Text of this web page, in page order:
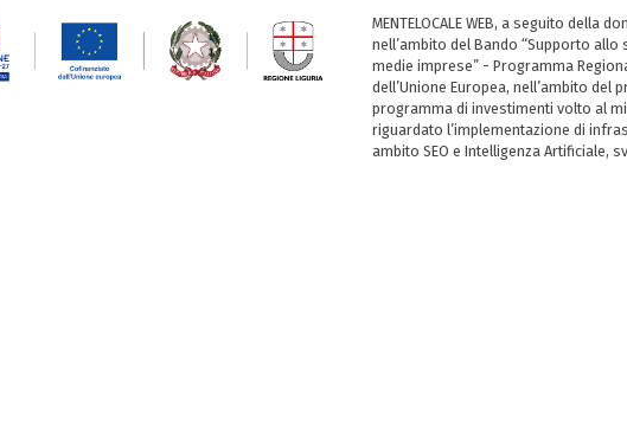
MENTELOCALE WEB, a seguito
nell’ambito del Bando “Supporto
medie imprese” - Programma
dell’Unione Europea, nell’ambito del
programma di investimenti volto al
riguardato l’implementazione di
ambito SEO e Intelligenza Artificiale,